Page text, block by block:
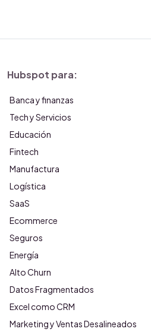
Hubspot para:
Banca y finanzas
Tech y Servicios
Educación
Fintech
Manufactura
Logística
SaaS
Ecommerce
Seguros
Energía
Alto Churn
Datos Fragmentados
Excel como CRM
Marketing y Ventas Desalineados